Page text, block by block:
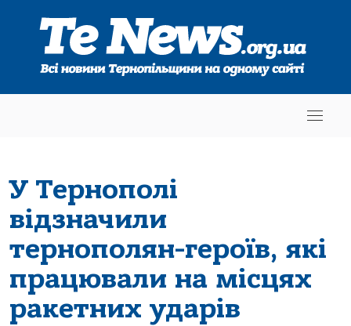
У Тернополі
відзначили
тернополян-героїв, які
працювали на місцях
ракетних ударів